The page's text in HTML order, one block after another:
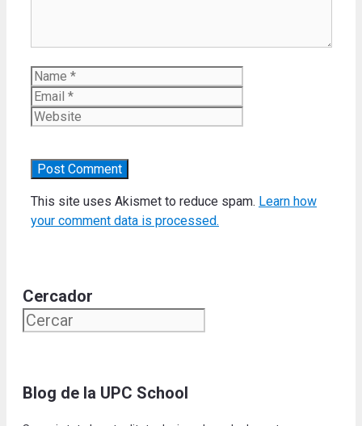
Name
This site uses Akismet to reduce spam. Learn how
your comment data is processed.
Cercador
Blog de la UPC School